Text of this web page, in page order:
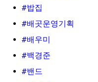
#밥집
#배곳운영기획
#배우미
#백경준
#밴드